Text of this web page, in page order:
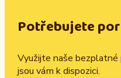
Potřebujete
Využijte naše
jsou vám k dispozici.